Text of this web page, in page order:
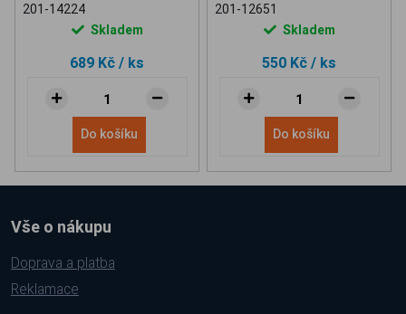
201-14224
Skladem
689 Kč / ks
Do košíku
201-12651
Skladem
550 Kč / ks
Do košíku
Vše o nákupu
Doprava a platba
Reklamace